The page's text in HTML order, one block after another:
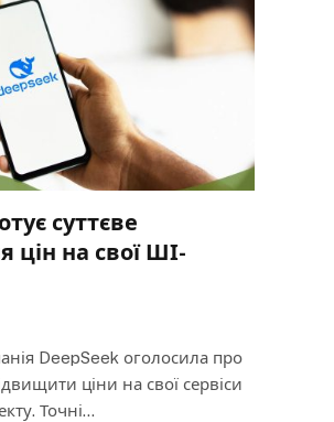
суттєве
цін на свої ШІ-
DeepSeek оголосила про
ціни на свої сервіси
Точні…